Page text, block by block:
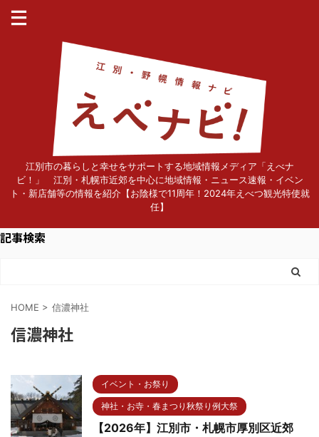
江別市の暮らしと幸せをサポートする地域情報メディア「えべナ
ビ！」 江別・札幌市近郊を中心に地域情報・ニュース速報・イベン
ト・新店舗等の情報を紹介【お陰様で11周年！2024年えべつ観光特使就
任】
記事検索
HOME > 信濃神社
信濃神社
イベント・お祭り
神社・お寺・春まつり秋祭り例大祭
【2026年】江別市・札幌市厚別区近郊